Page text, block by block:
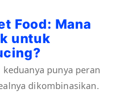
Food: Mana
untuk
punya peran
dikombinasikan.